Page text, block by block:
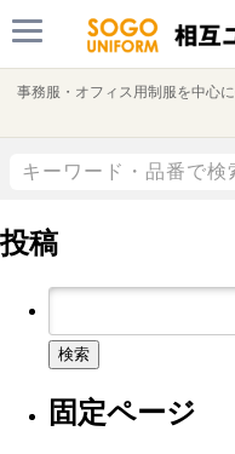
事務服・オフィス用制服を中心
投稿
検
固定ページ